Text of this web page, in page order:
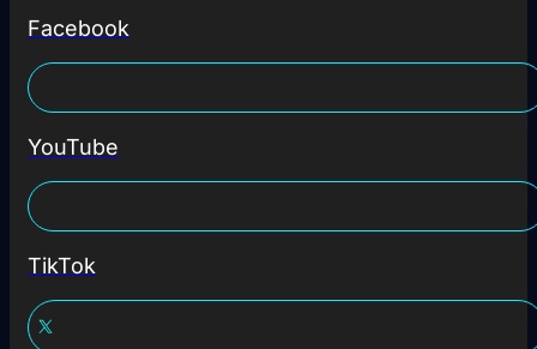
Facebook
YouTube
TikTok